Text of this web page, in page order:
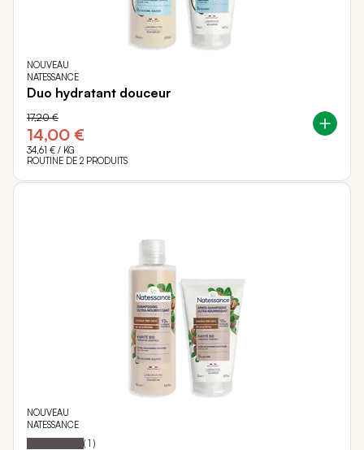
NOUVEAU
NATESSANCE
Duo hydratant douceur
14,00 €
17,20 €
34,61 € / KG
ROUTINE DE 2 PRODUITS
NOUVEAU
NATESSANCE
Notation: 100
% of
( 1 )